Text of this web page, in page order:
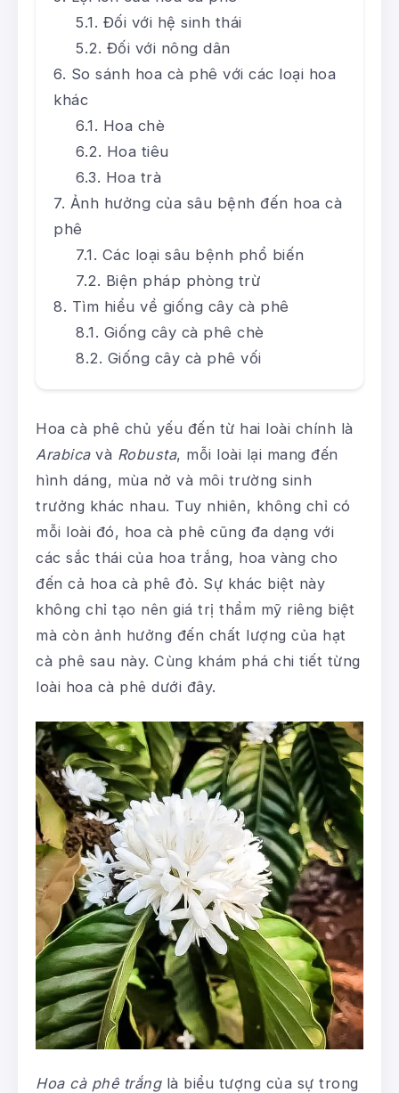
Đối với hệ sinh thái
Đối với nông dân
So sánh hoa cà phê với các loại hoa
khác
Hoa chè
Hoa tiêu
Hoa trà
Ảnh hưởng của sâu bệnh đến hoa cà
phê
Các loại sâu bệnh phổ biến
Biện pháp phòng trừ
Tìm hiểu về giống cây cà phê
Giống cây cà phê chè
Giống cây cà phê vối
Hoa cà phê chủ yếu đến từ hai loài chính là
Arabicavà Robusta, mỗi loài lại mang đến
hình dáng, mùa nở và môi trường sinh
trưởng khác nhau. Tuy nhiên, không chỉ có
mỗi loài đó, hoa cà phê cũng đa dạng với
các sắc thái của hoa trắng, hoa vàng cho
đến cả hoa cà phê đỏ. Sự khác biệt này
không chỉ tạo nên giá trị thẩm mỹ riêng biệt
mà còn ảnh hưởng đến chất lượng của hạt
cà phê sau này. Cùng khám phá chi tiết từng
loài hoa cà phê dưới đây.
Hoa cà phê trắnglà biểu tượng của sự trong